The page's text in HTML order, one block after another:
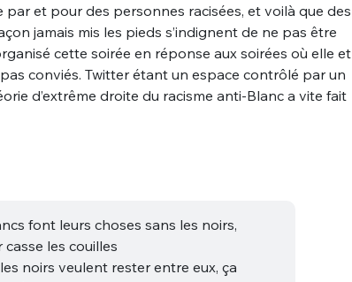
et pour des personnes racisées, et voilà que des
jamais mis les pieds s’indignent de ne pas être
cette soirée en réponse aux soirées où elle et
pas conviés. Twitter étant un espace contrôlé par un
d’extrême droite du racisme anti-Blanc a vite fait
font leurs choses sans les noirs,
les couilles
noirs veulent rester entre eux, ça